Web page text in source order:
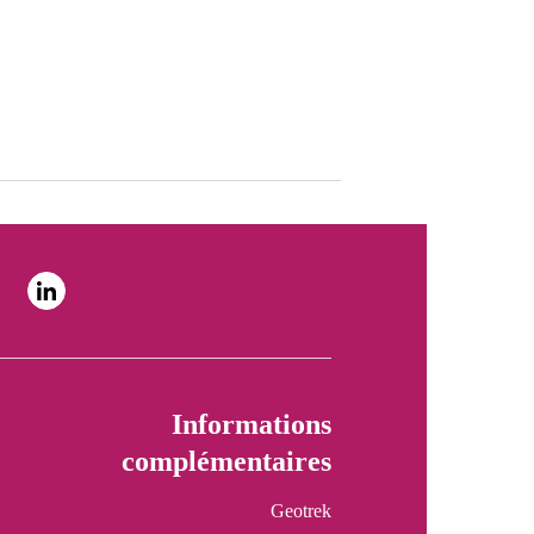
Informations
complémentaires
Geotrek